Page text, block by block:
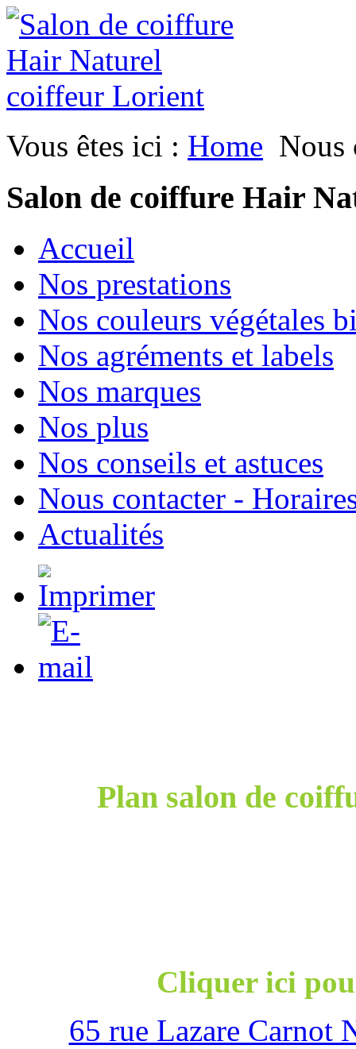
Vous êtes ici : Home Nous
Salon de coiffure Hair
Accueil
Nos prestations
Nos couleurs végétales
Nos agréments et labels
Nos marques
Nos plus
Nos conseils et astuces
Nous contacter -
Actualités
Plan salon de
Cliquer ici
65 rue Lazare Carnot